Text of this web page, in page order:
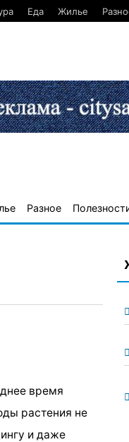
Еда Жилье
Разное
время
растения не
и даже